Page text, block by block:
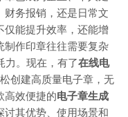
财务报销，还是日常文
仅能提升效率，还能增
制作印章往往需要复杂
力。现在，有了在线电
创建高质量电子章，无
高效便捷的电子章生成
讨其优势、使用场景和